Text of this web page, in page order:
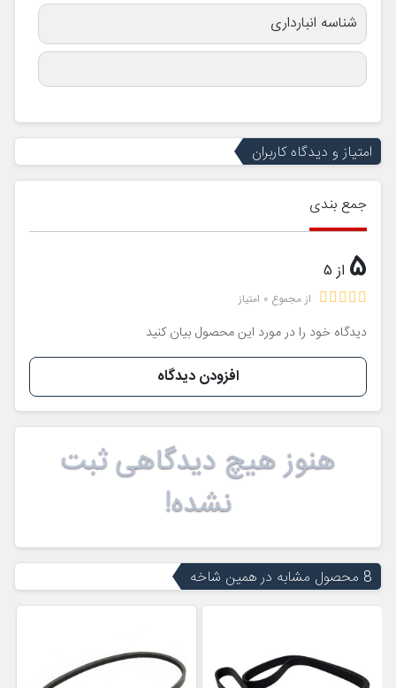
شناسه انبارداری
امتیاز و دیدگاه کاربران
جمع بندی
5 از 5
از مجموع 0 امتیاز
دیدگاه خود را در مورد این محصول بیان کنید
افزودن دیدگاه
هنوز هیچ دیدگاهی ثبت
نشده!
8 محصول مشابه در همین شاخه